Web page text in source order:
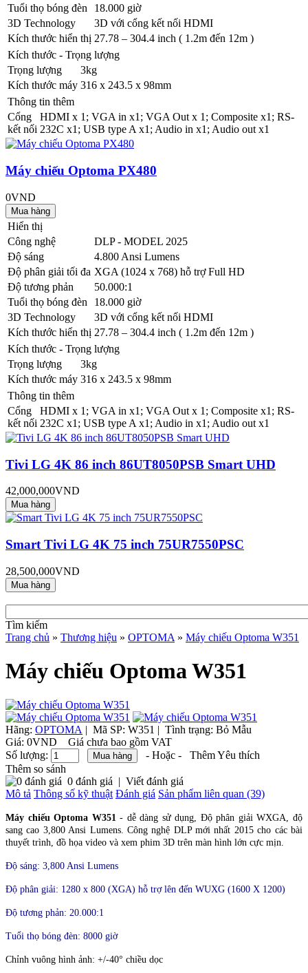
Tuổi thọ bóng đèn
18.000 giờ
3D Technology
3D với cổng kết nối HDMI
Kích thước hiển thị 27.78 – 304.4 inch ( 1.2m đến 12m )
Kích thước - Trọng lượng
Trọng lượng
3kg
Kích thước máy 316 x 243.5 x 98mm
Thông tin thêm
Cổng
kết nối
HDMI x 1; VGA in x1; VGA Out x 1; Composite x1; RS-
232C x1; USB type A x1; Audio in x1; Audio out x1
Máy chiếu Optoma PX480
0VND
Hiển thị
Công nghệ
DLP - MODEL 2025
Độ sáng
4.800 Ansi Lumens
Độ phân giải tối đa XGA (1024 x 768) hỗ trợ Full HD
Độ tương phản
50.000:1
Tuổi thọ bóng đèn
18.000 giờ
3D Technology
3D với cổng kết nối HDMI
Kích thước hiển thị 27.78 – 304.4 inch ( 1.2m đến 12m )
Kích thước - Trọng lượng
Trọng lượng
3kg
Kích thước máy 316 x 243.5 x 98mm
Thông tin thêm
Cổng
kết nối
HDMI x 1; VGA in x1; VGA Out x 1; Composite x1; RS-
232C x1; USB type A x1; Audio in x1; Audio out x1
Tivi LG 4K 86 inch 86UT8050PSB Smart UHD
42,000,000VND
Smart Tivi LG 4K 75 inch 75UR7550PSC
28,500,000VND
Tìm kiếm
Trang chủ » Thương hiệu » OPTOMA » Máy chiếu Optoma W351
Máy chiếu Optoma W351
Hãng: OPTOMA | Mã SP: W351 | Tình trạng: Bỏ Mẫu
Giá: 0VND
Giá chưa bao gồm VAT
Số lượng:
- Hoặc -
Thêm Yêu thích
Thêm so sánh
0 đánh giá | Viết đánh giá
Mô tả Thông số kỹ thuật Đánh giá Sản phẩm liên quan (39)
Máy chiếu Optoma W351 - dễ dàng sử dụng, Độ phân giải WXGA, độ
sang cao 3,800 Ansi Lumens. Công nghệ DLP mới nhất 2015 cho các bài
thuyết trình, đồ họa video và xem phim 3D trên màn hình lớn cực mịn.
Độ sáng: 3,800 Ansi Lumens
Độ phân giải: 1280 x 800 (XGA) hỗ trợ lên đến WUXG (1600 X 1200)
Độ tương phản: 20.000:1
Tuổi thọ bóng đèn: 8000 giờ
Chỉnh vuông hình ảnh: +/-40° chiều dọc